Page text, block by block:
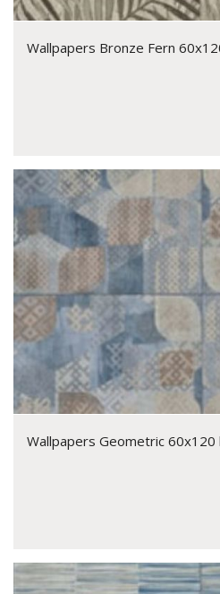
Wallpapers Bronze Fern
Wallpapers Geometric 60x120